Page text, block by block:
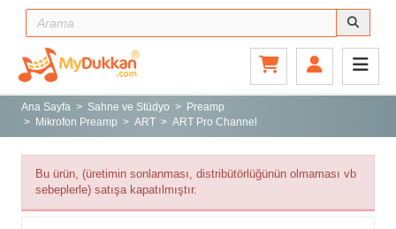
Ana Sayfa
Gitar ve Ekipmanları
Sahne ve Stüdyo
Aksesuarlar
Tuşlu Çalgılar
Ana Sayfa Sahne ve Stüdyo
Preamp
Mikrofon Preamp
ART ART Pro Channel
Bu ürün, (üretimin sonlanması, distribütörlüğünün olmaması vb
sebeplerle) satışa kapatılmıştır.